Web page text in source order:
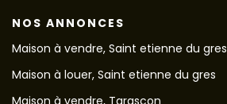
NOS ANNONCES
Maison à vendre, Saint etienne du gres
Maison à louer, Saint etienne du gres
Maison à vendre, Tarascon